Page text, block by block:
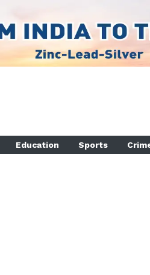
Education Sports